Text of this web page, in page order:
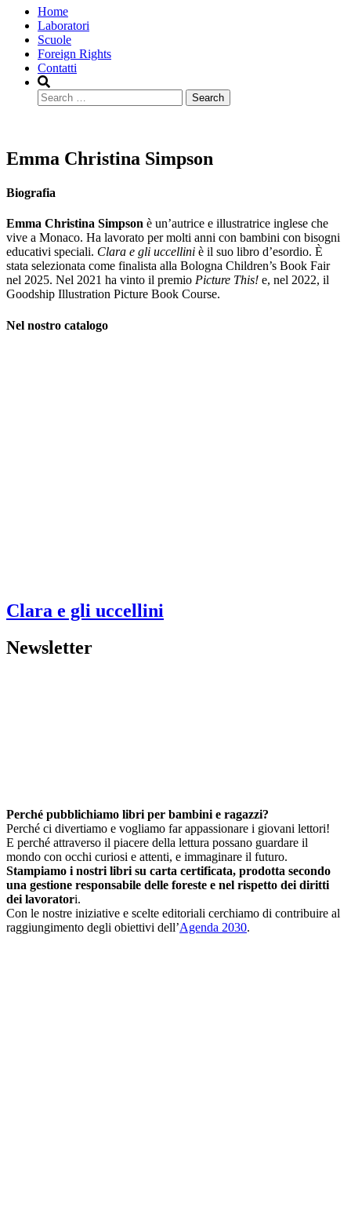
Home
Laboratori
Scuole
Foreign Rights
Contatti
Search
Emma Christina Simpson
Biografia
Emma Christina Simpson è un’autrice e illustratrice inglese che
vive a Monaco. Ha lavorato per molti anni con bambini con bisogni
educativi speciali. Clara e gli uccellini è il suo libro d’esordio. È
stata selezionata come finalista alla Bologna Children’s Book Fair
nel 2025. Nel 2021 ha vinto il premio Picture This! e, nel 2022, il
Goodship Illustration Picture Book Course.
Nel nostro catalogo
Clara e gli uccellini
Newsletter
Perché pubblichiamo libri per bambini e ragazzi?
Perché ci divertiamo e vogliamo far appassionare i giovani lettori!
E perché attraverso il piacere della lettura possano guardare il
mondo con occhi curiosi e attenti, e immaginare il futuro.
Stampiamo i nostri libri su carta certificata, prodotta secondo
una gestione responsabile delle foreste e nel rispetto dei diritti
dei lavoratori.
Con le nostre iniziative e scelte editoriali cerchiamo di contribuire al
raggiungimento degli obiettivi dell’Agenda 2030.